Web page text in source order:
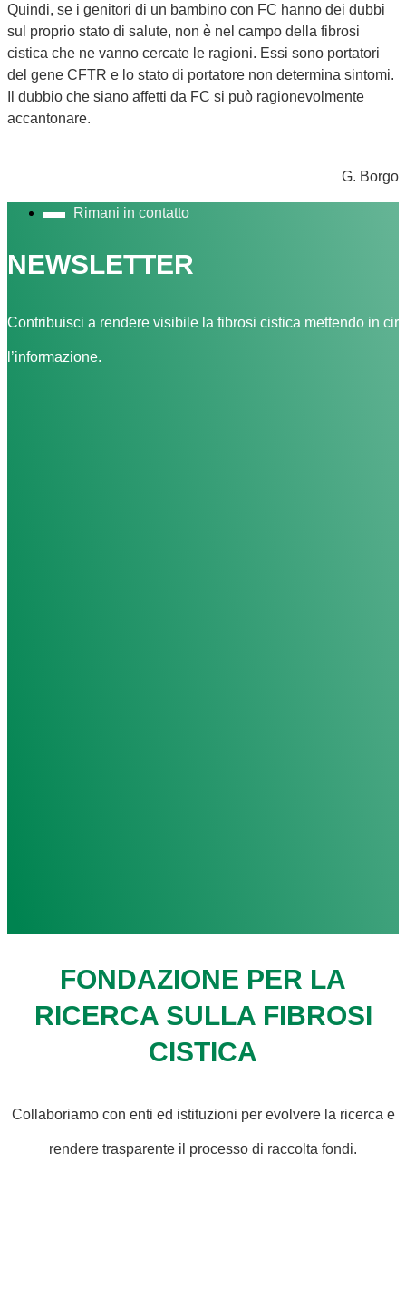
Quindi, se i genitori di un bambino con FC hanno dei dubbi
sul proprio stato di salute, non è nel campo della fibrosi
cistica che ne vanno cercate le ragioni. Essi sono portatori
del gene CFTR e lo stato di portatore non determina sintomi.
Il dubbio che siano affetti da FC si può ragionevolmente
accantonare.
G. Borgo
Rimani in contatto
NEWSLETTER
Contribuisci a rendere visibile la fibrosi cistica mettendo in
l’informazione.
FONDAZIONE PER LA
RICERCA SULLA FIBROSI
CISTICA
Collaboriamo con enti ed istituzioni per evolvere la ricerca e
rendere trasparente il processo di raccolta fondi.